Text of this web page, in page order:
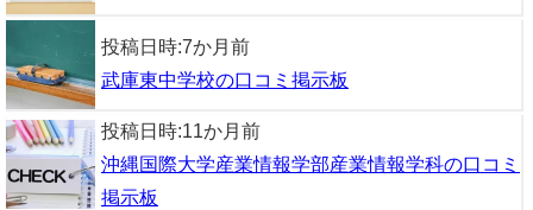
投稿日時:7か月前
武庫東中学校の口コミ掲示板
投稿日時:11か月前
沖縄国際大学産業情報学部産業情報学科の口コミ
掲示板